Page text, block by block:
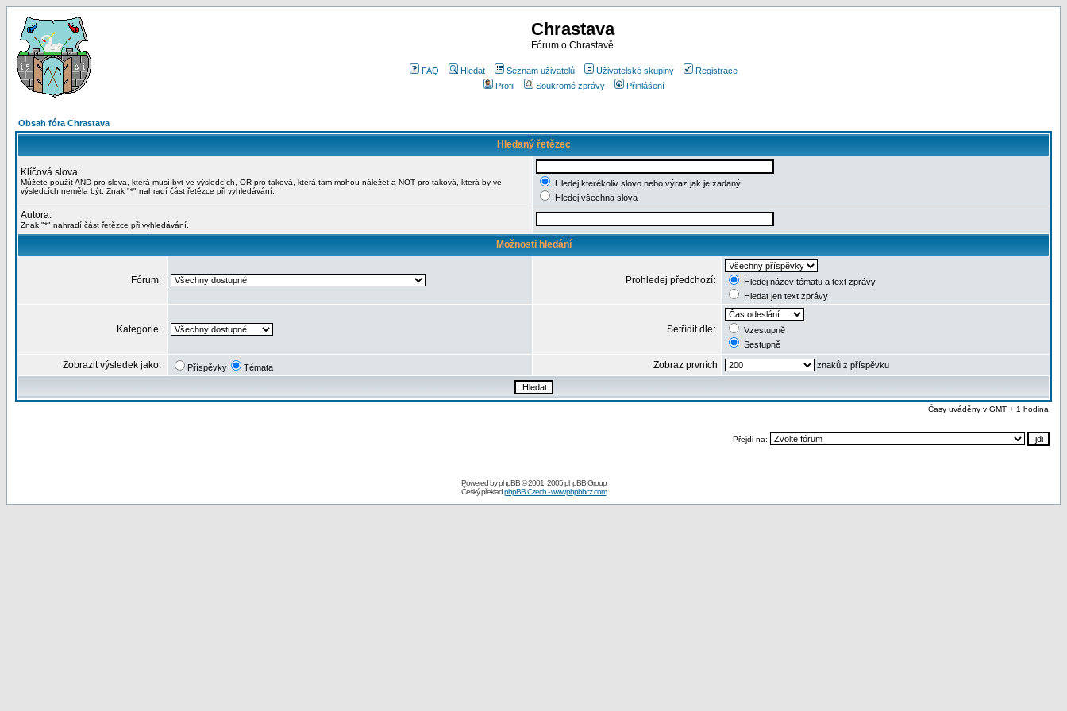
Chrastava
Fórum o Chrastavě
FAQ Hledat Seznam uživatelů Uživatelské skupiny
Registrace
Profil
Soukromé zprávy Přihlášení
Obsah fóra Chrastava
Hledaný řetězec
Klíčová slova:
Můžete použítAND pro slova, která musí být ve výsledcích, OR pro taková, která tam mohou náležet a NOT pro taková, která by ve
výsledcích neměla být. Znak "*" nahradí část řetězce při vyhledávání.
Hledej kterékoliv slovo nebo výraz jak je zadaný
Hledej všechna slova
Autora:
Znak "*" nahradí část řetězce při vyhledávání.
Možnosti hledání
Fórum: Prohledej předchozí:
Hledej název tématu a text zprávy
Hledat jen text zprávy
Kategorie: Setřídit dle:
Vzestupně
Sestupně
Zobrazit výsledek jako: Příspěvky Témata Zobraz prvních znaků z příspěvku
Časy uváděny v GMT + 1 hodina
Přejdi na:
Powered byphpBB© 2001, 2005 phpBB Group
Český překladphpBB Czech - www.phpbbcz.com